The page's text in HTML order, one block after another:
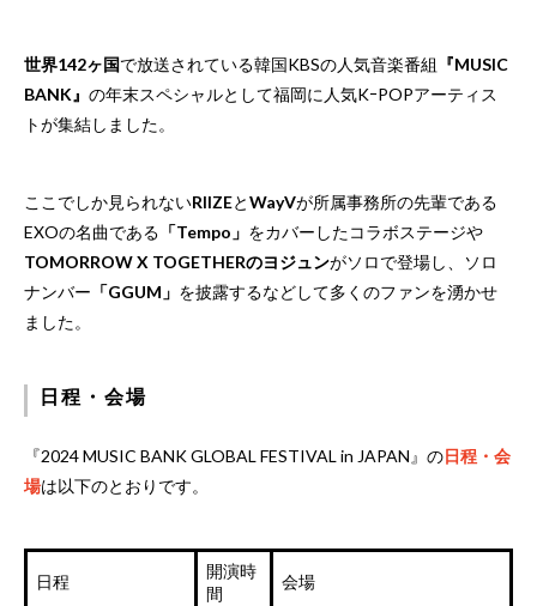
JAPAN【公式】 (@MusicBankJapan)August 7, 2024
世界142ヶ国で放送されている韓国KBSの人気音楽番組 『MUSIC
BANK』 の年末スペシャルとして福岡に人気KｰPOPアーティス
トが集結しました。
ここでしか見られないRIIZEとWayVが所属事務所の先輩である
EXOの名曲である 「Tempo」 をカバーしたコラボステージや
TOMORROW X TOGETHERのヨジュンがソロで登場し、ソロ
ナンバー 「GGUM」 を披露するなどして多くのファンを湧かせ
ました。
日程・会場
『2024 MUSIC BANK GLOBAL FESTIVAL in JAPAN』の日程・会
場は以下のとおりです。
日程
開演時
間
会場